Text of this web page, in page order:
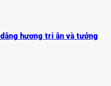
hương tri ân và tưởng